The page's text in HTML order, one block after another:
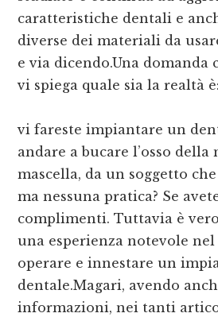
caratteristiche dentali e
diverse dei materiali da
e via dicendo.Una domanda
vi spiega quale sia la realtà è:
vi fareste impiantare un
andare a bucare l’osso
mascella, da un soggetto
ma nessuna pratica? Se
complimenti. Tuttavia è
una esperienza notevole
operare e innestare un
dentale.Magari, avendo
informazioni, nei tanti